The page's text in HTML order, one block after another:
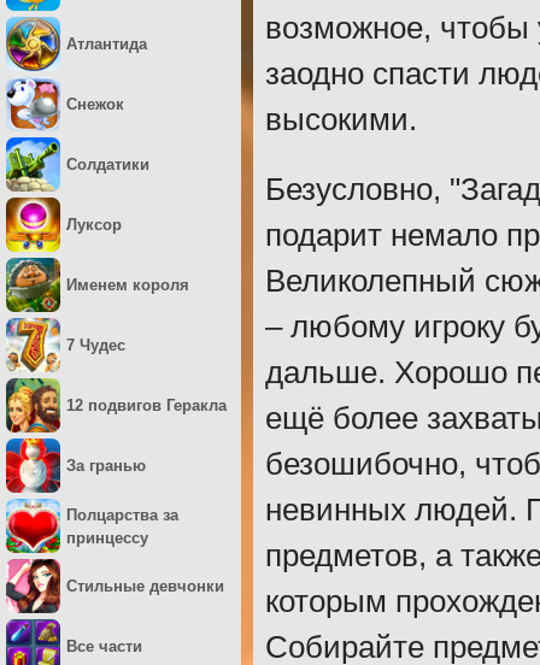
возможное, чтобы
заодно спасти
высокими.
Безусловно,
подарит немало
Великолепный
– любому игроку
дальше. Хорошо
ещё более
безошибочно,
невинных людей.
предметов, а
которым
Собирайте
Атлантида
Снежок
Солдатики
Луксор
Именем короля
7 Чудес
12 подвигов Геракла
За гранью
Полцарства за
принцессу
Стильные девчонки
Все части